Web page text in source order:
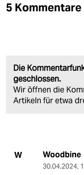
5 Kommentare
Die
geschlossen.
Wir öffnen die
Artikeln für etwa
W Woodbine
30.04.2024,